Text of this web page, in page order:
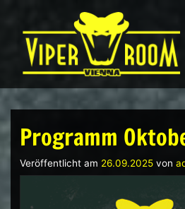
Hauptnavigation
Programm
Veröffentlicht am 26.09.2025von